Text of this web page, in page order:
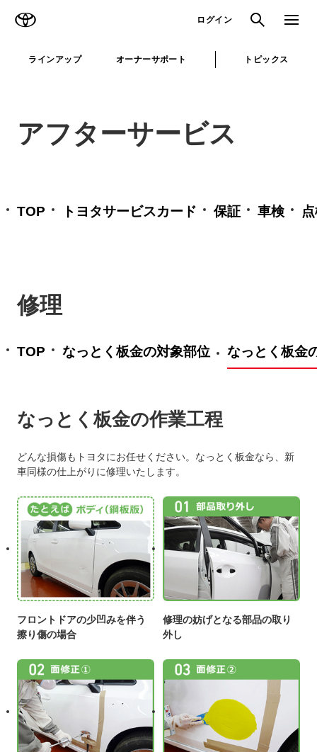
ログイン 検索 メニュ
ラインアップ オーナーサポート トピックス
アフターサービス
TOP トヨタサービスカード 保証 車検
修理
TOP なっとく板金の対象部位 なっとく板金
なっとく板金の作業工程
どんな損傷もトヨタにお任せください。なっとく板金なら、新
車同様の仕上がりに修理いたします。
フロントドアの少凹みを伴う
擦り傷の場合
修理の妨げとなる部品の取り
外し